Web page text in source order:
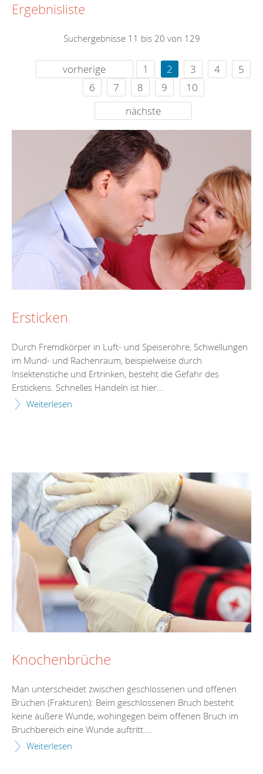
Ergebnisliste
Suchergebnisse 11 bis 20 von 129
vorherige 1 2 3 4
5
6
7 8 9
10
nächste
Ersticken
Durch Fremdkörper in Luft- und Speiseröhre, Schwellungen
im Mund- und Rachenraum, beispielweise durch
Insektenstiche und Ertrinken, besteht die Gefahr des
Erstickens. Schnelles Handeln ist hier...
Weiterlesen
Knochenbrüche
Man unterscheidet zwischen geschlossenen und offenen
Brüchen (Frakturen): Beim geschlossenen Bruch besteht
keine äußere Wunde, wohingegen beim offenen Bruch im
Bruchbereich eine Wunde auftritt....
Weiterlesen